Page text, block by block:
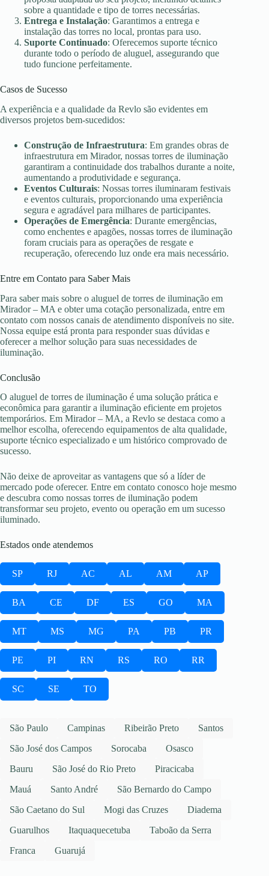
sobre a quantidade e tipo de torres necessárias.
Entrega e Instalação: Garantimos a entrega e
instalação das torres no local, prontas para uso.
Suporte Continuado: Oferecemos suporte técnico
durante todo o período de aluguel, assegurando que
tudo funcione perfeitamente.
Casos de Sucesso
A experiência e a qualidade da Revlo são evidentes em
diversos projetos bem-sucedidos:
Construção de Infraestrutura: Em grandes obras de
infraestrutura em Mirador, nossas torres de iluminação
garantiram a continuidade dos trabalhos durante a noite,
aumentando a produtividade e segurança.
Eventos Culturais: Nossas torres iluminaram festivais
e eventos culturais, proporcionando uma experiência
segura e agradável para milhares de participantes.
Operações de Emergência: Durante emergências,
como enchentes e apagões, nossas torres de iluminação
foram cruciais para as operações de resgate e
recuperação, oferecendo luz onde era mais necessário.
Entre em Contato para Saber Mais
Para saber mais sobre o aluguel de torres de iluminação em
Mirador – MA e obter uma cotação personalizada, entre em
contato com nossos canais de atendimento disponíveis no site.
Nossa equipe está pronta para responder suas dúvidas e
oferecer a melhor solução para suas necessidades de
iluminação.
Conclusão
O aluguel de torres de iluminação é uma solução prática e
econômica para garantir a iluminação eficiente em projetos
temporários. Em Mirador – MA, a Revlo se destaca como a
melhor escolha, oferecendo equipamentos de alta qualidade,
suporte técnico especializado e um histórico comprovado de
sucesso.
Não deixe de aproveitar as vantagens que só a líder de
mercado pode oferecer. Entre em contato conosco hoje mesmo
e descubra como nossas torres de iluminação podem
transformar seu projeto, evento ou operação em um sucesso
iluminado.
Estados onde atendemos
SP RJ AC AL AM AP
BA CE DF ES GO MA
MT MS MG PA PB PR
PE PI RN RS RO RR
SC SE TO
São Paulo Campinas Ribeirão Preto
Santos
São José dos Campos
Sorocaba
Osasco
Bauru
São José do Rio Preto
Piracicaba
Mauá
Santo André
São Bernardo do Campo
São Caetano do Sul
Mogi das Cruzes
Diadema
Guarulhos
Itaquaquecetuba
Taboão da Serra
Franca
Guarujá